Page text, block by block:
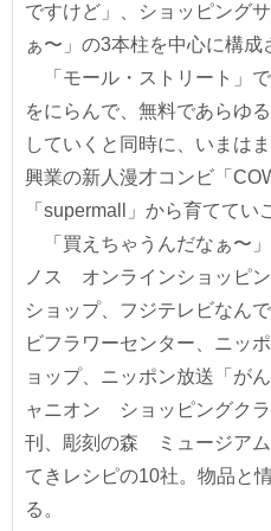
ですけど」、ショッピング
ぁ〜」の3本柱を中心に構成
「モール・ストリート」
をにらんで、無料であらゆ
していくと同時に、いまは
興業の新人漫才コンビ「
「supermall」から育ててい
「買えちゃうんだなぁ〜
ノス オンラインショッピ
ショップ、フジテレビなん
ビフラワーセンター、ニッ
ョップ、ニッポン放送「が
ャニオン ショッピングク
刊、彫刻の森 ミュージア
てきレシピの10社。物品と
る。